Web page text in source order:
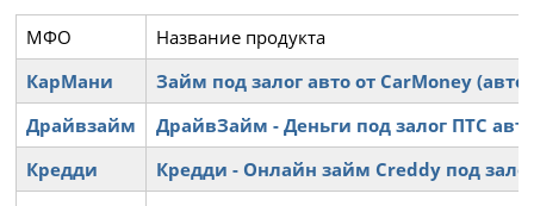
МФО
Название продукта
КарМани
Займ под залог авто от CarMoney
Драйвзайм
ДрайвЗайм - Деньги под залог ПТС
Кредди
Кредди - Онлайн займ Creddy под